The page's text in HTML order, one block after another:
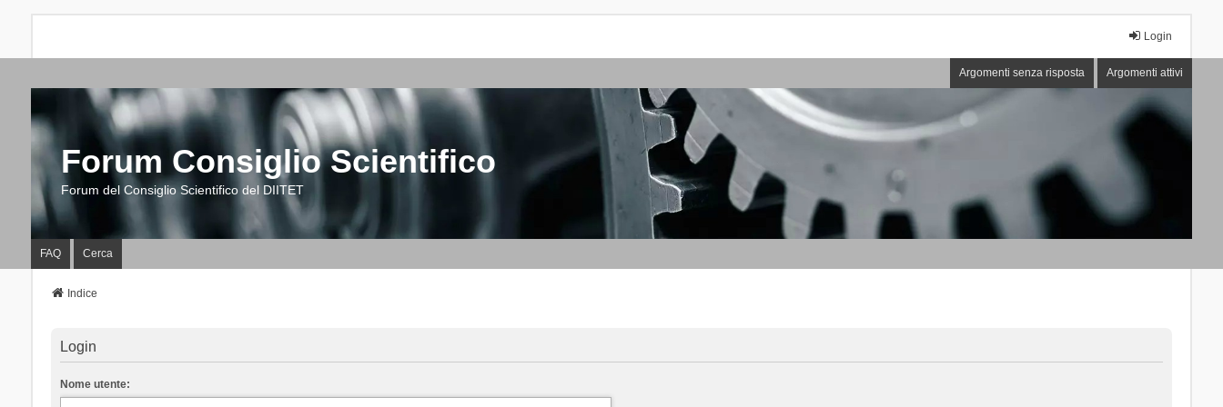
Login
Argomenti senza risposta Argomenti attivi
Forum Consiglio Scientifico
Forum del Consiglio Scientifico del DIITET
FAQ Cerca
Indice
Login
Nome utente: